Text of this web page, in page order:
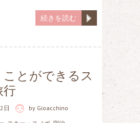
続きを読む
とができるス
行
日 by Gioacchino